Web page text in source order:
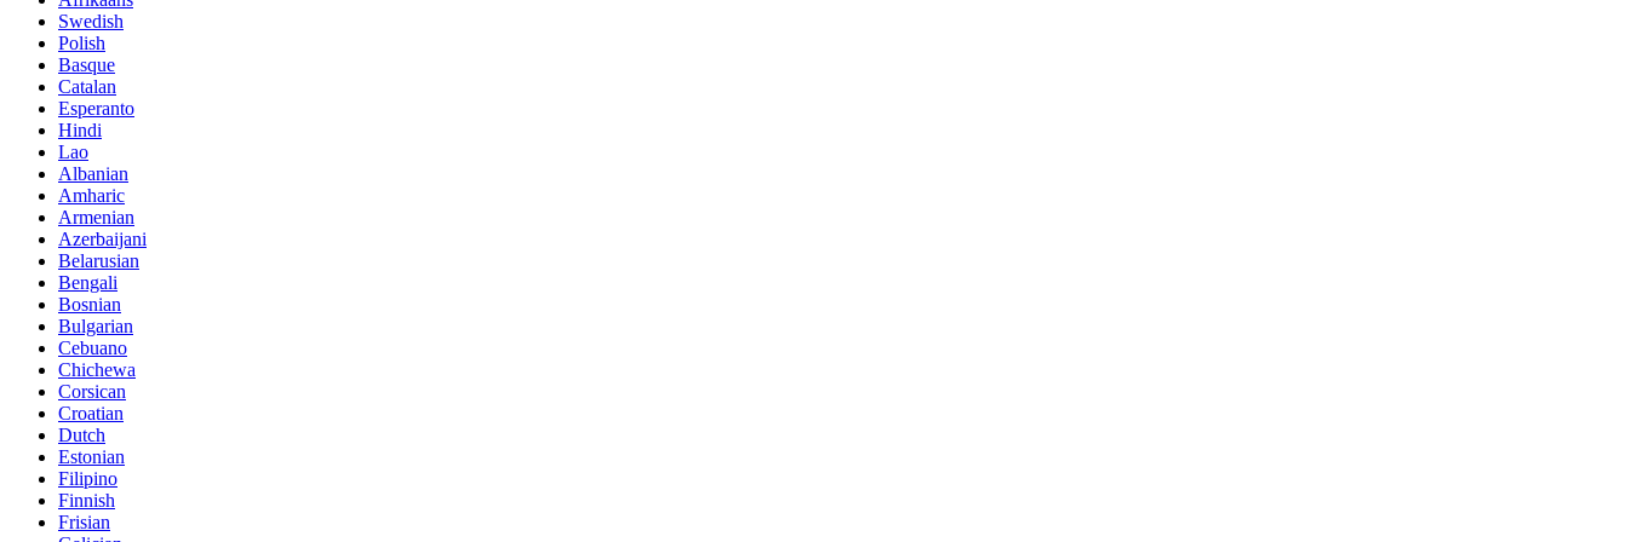
Swedish
Polish
Basque
Catalan
Esperanto
Hindi
Lao
Albanian
Amharic
Armenian
Azerbaijani
Belarusian
Bengali
Bosnian
Bulgarian
Cebuano
Chichewa
Corsican
Croatian
Dutch
Estonian
Filipino
Finnish
Frisian